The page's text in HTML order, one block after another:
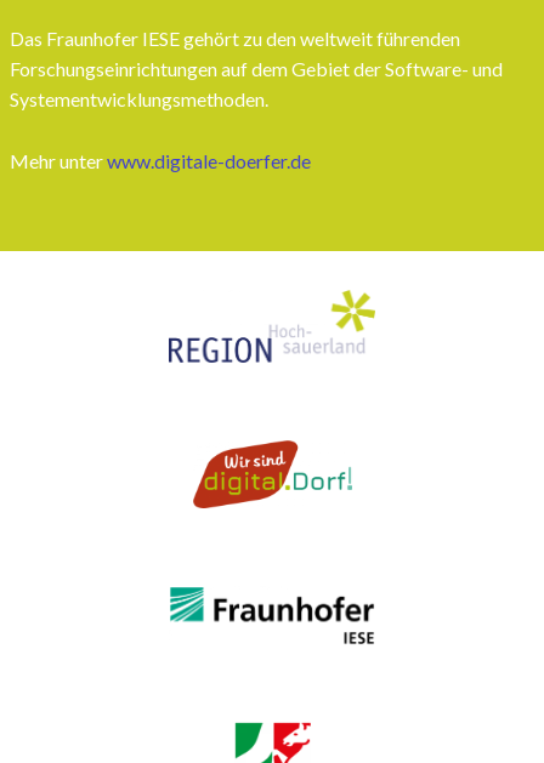
Das Fraunhofer IESE gehört zu den weltweit führenden
Forschungseinrichtungen auf dem Gebiet der Software- und
Systementwicklungsmethoden.
Mehr unterwww.digitale-doerfer.de